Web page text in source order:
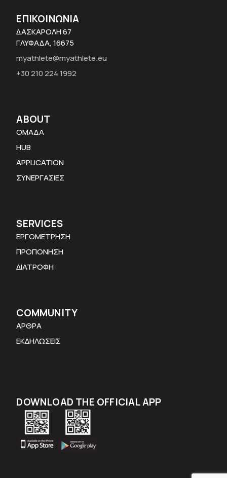
ΕΠΙΚΟΙΝΩΝΙΑ
ΔΑΣΚΑΡΟΛΗ 67
ΓΛΥΦΑΔΑ, 16675
myathlete@myathlete.eu
+30 210 224 1992
ABOUT
ΟΜΑΔΑ
HUB
APPLICATION
ΣΥΝΕΡΓΑΣΙΕΣ
SERVICES
ΕΡΓΟΜΕΤΡΗΣΗ
ΠΡΟΠΟΝΗΣΗ
ΔΙΑΤΡΟΦΗ
COMMUNITY
ΑΡΘΡΑ
ΕΚΔΗΛΩΣΕΙΣ
DOWNLOAD THE OFFICIAL APP